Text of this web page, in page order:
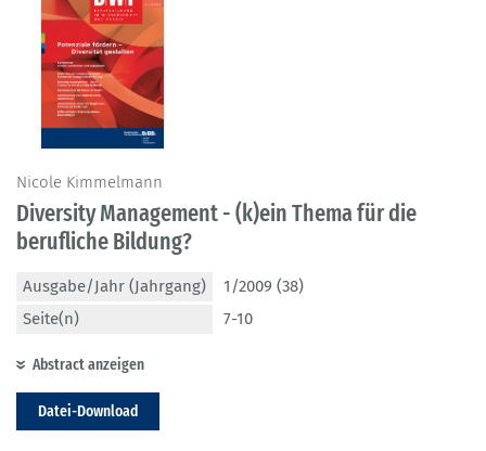
Nicole Kimmelmann
Diversity Management - (k)ein Thema für die
berufliche Bildung?
Ausgabe/Jahr (Jahrgang)
1/2009 (38)
Seite(n)
7-10
Abstract anzeigen
Datei-Download